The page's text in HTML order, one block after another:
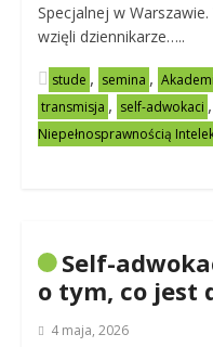
Specjalnej w
wzięli dziennikarze…..
stude , semina ,
transmisja , self-adwokaci ,
Niepełnosprawnością
Self-
o tym, co jest
4 maja, 2026